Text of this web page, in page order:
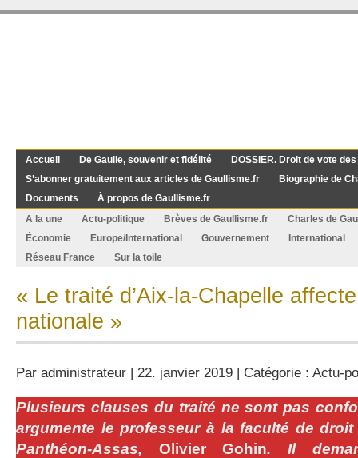
Accueil De Gaulle, souvenir et fidélité
DOSSIER. Droit de vote
S’abonner gratuitement aux articles de Gaullisme.fr
Biographie de
Documents
À propos de Gaullisme.fr
A la une
Actu-politique Brèves de Gaullisme.fr
Charles de
Économie
Europe/International Gouvernement
International
Réseau France
Sur la toile
« Le traité d’Aix-la-Chapelle
nationale »
Par administrateur | 22. janvier 2019 | Catégorie : Actu-
Plusieurs clauses du traité ne sont pas
argumente le professeur à la faculté de droit
Panthéon-Assas, Olivier Gohin. Il